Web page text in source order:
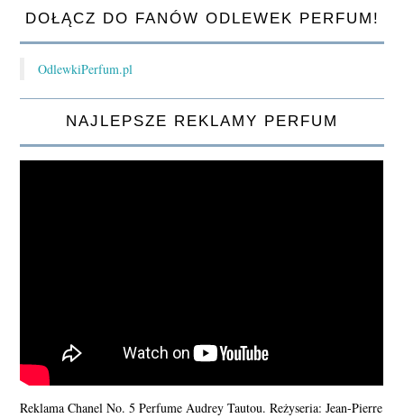
DOŁĄCZ DO FANÓW ODLEWEK PERFUM!
OdlewkiPerfum.pl
NAJLEPSZE REKLAMY PERFUM
Reklama Chanel No. 5 Perfume Audrey Tautou. Reżyseria: Jean-Pierre